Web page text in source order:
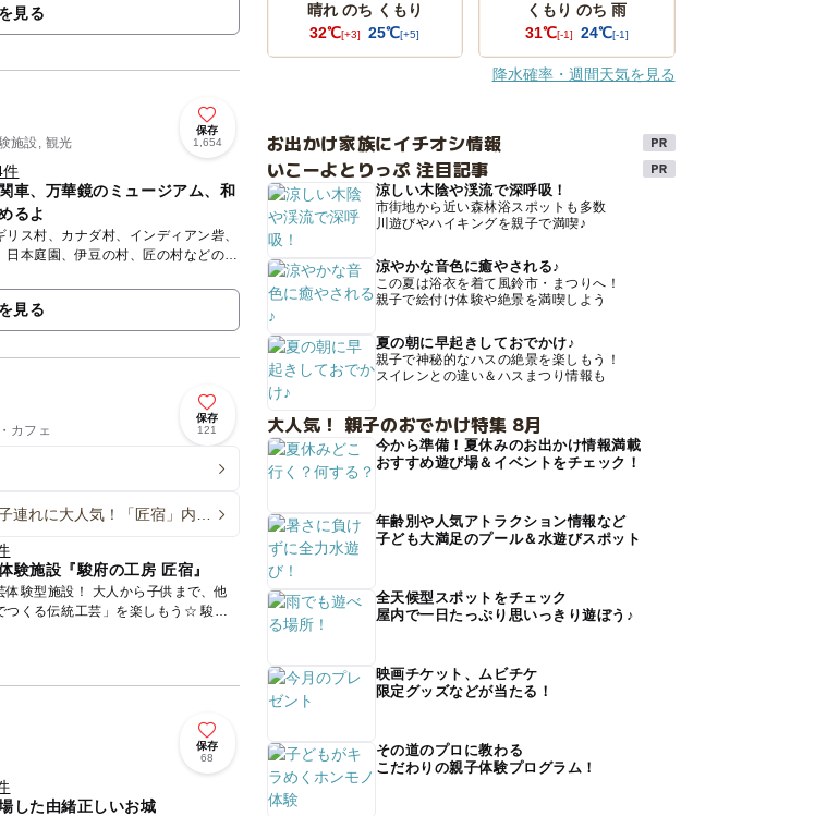
見る
施設, 観光
保存
1,654
件
車、万華鏡のミュージアム、和
るよ
ス村、カナダ村、インディアン砦、
日本庭園、伊豆の村、匠の村などのエ
見る
カフェ
保存
121
連れに大人気！「匠宿」内カ
験施設『駿府の工房 匠宿』
体験型施設！ 大人から子供まで、他
くる伝統工芸」を楽しもう☆ 駿河
保存
68
した由緒正しいお城
晴れ のち くもり
32℃[+3] 25℃[+5]
くもり のち 雨
31℃[-1] 24℃[-1]
降水確率・週間天気を見る
お出かけ家族にイチオシ情報
いこーよとりっぷ 注目記事
涼しい木陰や渓流で深呼吸！
市街地から近い森林浴スポットも多数
川遊びやハイキングを親子で満喫♪
涼やかな音色に癒やされる♪
この夏は浴衣を着て風鈴市・まつりへ！
親子で絵付け体験や絶景を満喫しよう
夏の朝に早起きしておでかけ♪
親子で神秘的なハスの絶景を楽しもう！
スイレンとの違い＆ハスまつり情報も
大人気！ 親子のおでかけ特集 8月
今から準備！夏休みのお出かけ情報満載
おすすめ遊び場＆イベントをチェック！
年齢別や人気アトラクション情報など
子ども大満足のプール＆水遊びスポット
全天候型スポットをチェック
屋内で一日たっぷり思いっきり遊ぼう♪
映画チケット、ムビチケ
限定グッズなどが当たる！
その道のプロに教わる
こだわりの親子体験プログラム！